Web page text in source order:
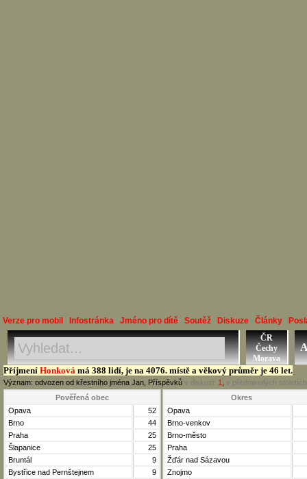
Verze pro mobil Infostránka Jméno pro dítě Soutěž Diskuze Články
Příjmení Honková má 388 lidí, je na 4076. místě a věkový průměr je 46 let.
Význam: odvozen od křestního jména Jan, Příspěvků v diskuzi: 1 v předminulých
Jméno, Příjmení, Obec
Okres, Kraj, Ročník
ČR
Čechy
Morava
Pověřená obec
Opava
52
Brno
44
Praha
25
Šlapanice
25
Bruntál
9
Bystřice nad Pernštejnem
9
Okres
Opava
Brno-venkov
Brno-město
Praha
Žďár nad Sázavou
Znojmo